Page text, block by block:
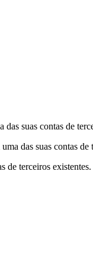
suas contas de
das suas contas de
de terceiros existentes.